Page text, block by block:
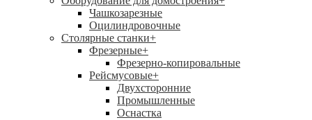
Чашкозарезные
Оцилиндровочные
Столярные станки+
Фрезерные+
Фрезерно-копировальные
Рейсмусовые+
Двухсторонние
Промышленные
Оснастка